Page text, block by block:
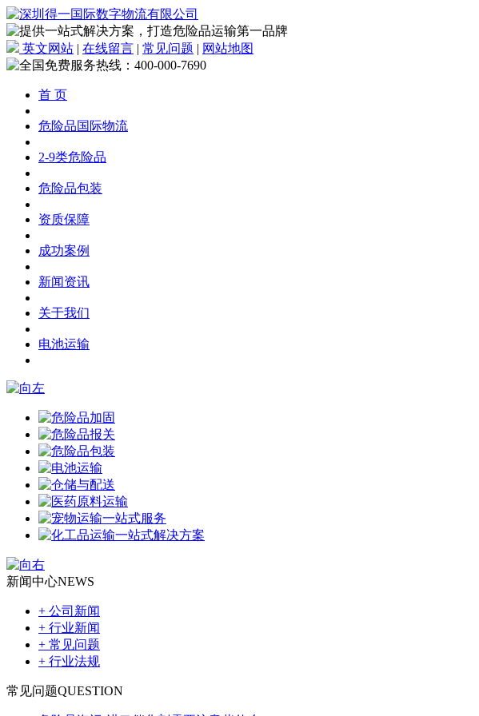
英文网站 | 在线留言 | 常见问题 | 网站地图
首 页
危险品国际物流
2-9类危险品
危险品包装
资质保障
成功案例
新闻资讯
关于我们
电池运输
新闻中心NEWS
+ 公司新闻
+ 行业新闻
+ 常见问题
+ 行业法规
常见问题QUESTION